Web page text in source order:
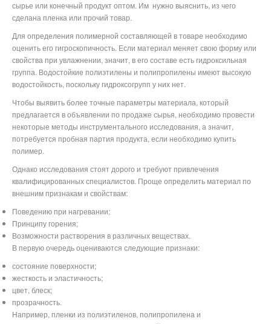
сырье или конечный продукт оптом. Им нужно выяснить, из чего
сделана пленка или прочий товар.
Для определения полимерной составляющей в товаре необходимо
оценить его гигроскопичность. Если материал меняет свою форму или
свойства при увлажнении, значит, в его составе есть гидроксильная
группа. Водостойкие полиэтилены и полипропилены имеют высокую
водостойкость, поскольку гидроксогрупп у них нет.
Чтобы выявить более точные параметры материала, который
предлагается в объявлении по продаже сырья, необходимо провести
некоторые методы инструментального исследования, а значит,
потребуется пробная партия продукта, если необходимо купить
полимер.
Однако исследования стоят дорого и требуют привлечения
квалифицированных специалистов. Проще определить материал по
внешним признакам и свойствам:
Поведению при нагревании;
Принципу горения;
Возможности растворения в различных веществах.
В первую очередь оцениваются следующие признаки:
состояние поверхности;
жесткость и эластичность;
цвет, блеск;
прозрачность.
Например, пленки из полиэтиленов, полипропилена и